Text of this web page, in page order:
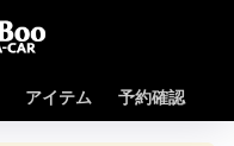
アイテム 予約確認